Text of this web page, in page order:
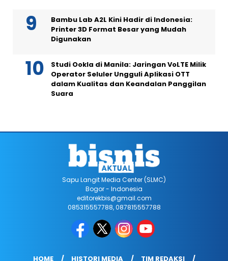
Bambu Lab A2L Kini Hadir di Indonesia:
Printer 3D Format Besar yang Mudah
Digunakan
Studi Ookla di Manila: Jaringan VoLTE Milik
Operator Seluler Ungguli Aplikasi OTT
dalam Kualitas dan Keandalan Panggilan
Suara
Sapu Langit Media Center (SLMC)
Bogor - Indonesia
editorekbis@gmail.com
085315557788, 087815557788
HOME HISTORI MEDIA TIM REDAKSI